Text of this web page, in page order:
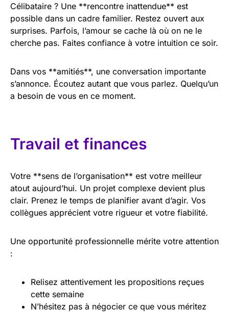
Célibataire ? Une **rencontre inattendue** est
possible dans un cadre familier. Restez ouvert aux
surprises. Parfois, l’amour se cache là où on ne le
cherche pas. Faites confiance à votre intuition ce soir.
Dans vos **amitiés**, une conversation importante
s’annonce. Écoutez autant que vous parlez. Quelqu’un
a besoin de vous en ce moment.
Travail et finances
Votre **sens de l’organisation** est votre meilleur
atout aujourd’hui. Un projet complexe devient plus
clair. Prenez le temps de planifier avant d’agir. Vos
collègues apprécient votre rigueur et votre fiabilité.
Une opportunité professionnelle mérite votre attention
:
Relisez attentivement les propositions reçues
cette semaine
N’hésitez pas à négocier ce que vous méritez